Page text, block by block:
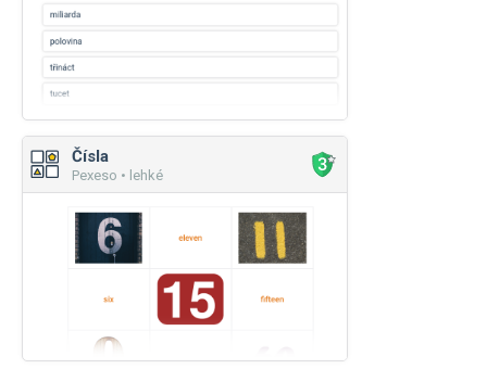
Čísla
Pexeso • lehké